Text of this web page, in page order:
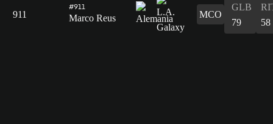
911
#911
Marco Reus MCO
GLB
79
58